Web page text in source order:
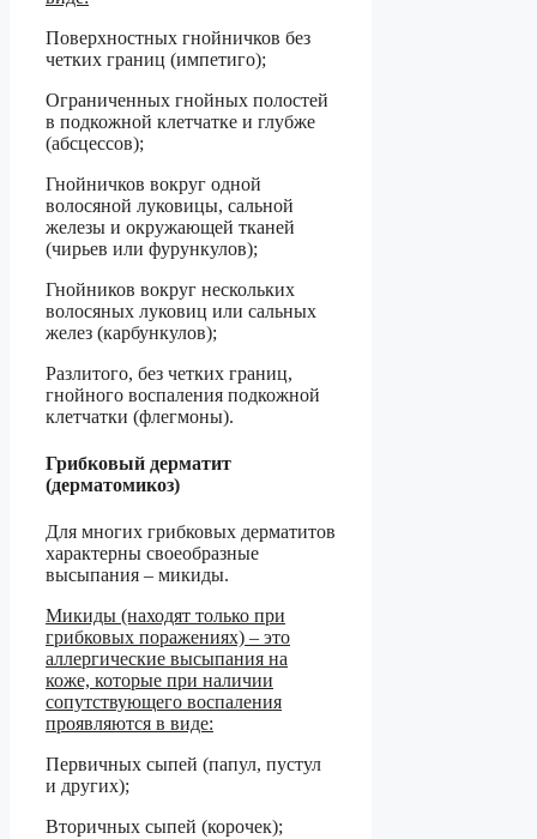
Поверхностных гнойничков без
четких границ (импетиго);
Ограниченных гнойных полостей
в подкожной клетчатке и глубже
(абсцессов);
Гнойничков вокруг одной
волосяной луковицы, сальной
железы и окружающей тканей
(чирьев или фурункулов);
Гнойников вокруг нескольких
волосяных луковиц или сальных
желез (карбункулов);
Разлитого, без четких границ,
гнойного воспаления подкожной
клетчатки (флегмоны).
Грибковый дерматит
(дерматомикоз)
Для многих грибковых дерматитов
характерны своеобразные
высыпания – микиды.
Микиды (находят только при
грибковых поражениях) – это
аллергические высыпания на
коже, которые при наличии
сопутствующего воспаления
проявляются в виде:
Первичных сыпей (папул, пустул
и других);
Вторичных сыпей (корочек);